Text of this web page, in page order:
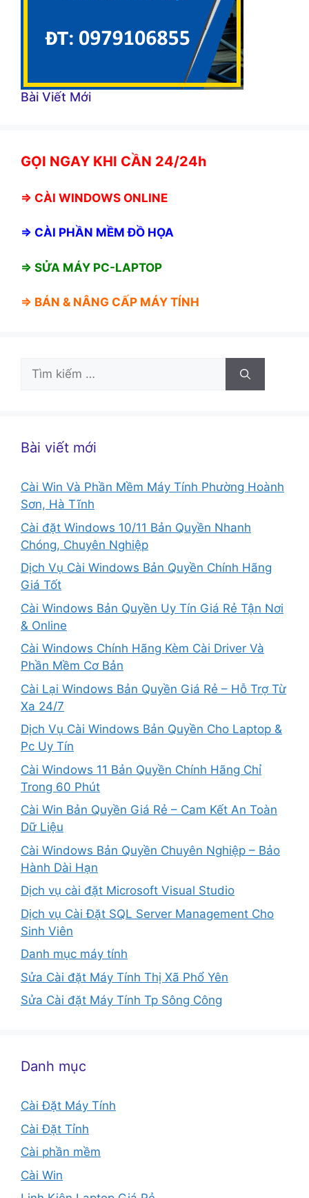
Bài Viết Mới
GỌI NGAY KHI CẦN 24/24h
⇒ CÀI WINDOWS ONLINE
⇒ CÀI PHẦN MỀM ĐỒ HỌA
⇒ SỬA MÁY PC-LAPTOP
⇒ BÁN & NÂNG CẤP MÁY TÍNH
Tìm
Bài viết mới
Cài Win Và Phần Mềm Máy Tính Phường Hoành
Sơn, Hà Tĩnh
Cài đặt Windows 10/11 Bản Quyền Nhanh
Chóng, Chuyên Nghiệp
Dịch Vụ Cài Windows Bản Quyền Chính Hãng
Giá Tốt
Cài Windows Bản Quyền Uy Tín Giá Rẻ Tận Nơi
& Online
Cài Windows Chính Hãng Kèm Cài Driver Và
Phần Mềm Cơ Bản
Cài Lại Windows Bản Quyền Giá Rẻ – Hỗ Trợ Từ
Xa 24/7
Dịch Vụ Cài Windows Bản Quyền Cho Laptop &
Pc Uy Tín
Cài Windows 11 Bản Quyền Chính Hãng Chỉ
Trong 60 Phút
Cài Win Bản Quyền Giá Rẻ – Cam Kết An Toàn
Dữ Liệu
Cài Windows Bản Quyền Chuyên Nghiệp – Bảo
Hành Dài Hạn
Dịch vụ cài đặt Microsoft Visual Studio
Dịch vụ Cài Đặt SQL Server Management Cho
Sinh Viên
Danh mục máy tính
Sửa Cài đặt Máy Tính Thị Xã Phổ Yên
Sửa Cài đặt Máy Tính Tp Sông Công
Danh mục
Cài Đặt Máy Tính
Cài Đặt Tỉnh
Cài phần mềm
Cài Win